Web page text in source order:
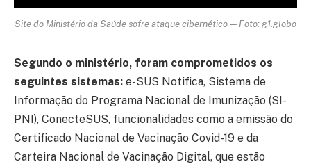
Site do Ministério da Saúde sofre ataque cibernético — Foto: g1.globo
Segundo o ministério, foram comprometidos os
seguintes sistemas: e-SUS Notifica, Sistema de
Informação do Programa Nacional de Imunização (SI-
PNI), ConecteSUS, funcionalidades como a emissão do
Certificado Nacional de Vacinação Covid-19 e da
Carteira Nacional de Vacinação Digital, que estão